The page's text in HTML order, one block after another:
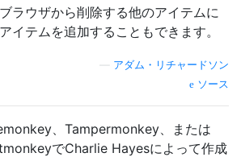
ラウザから削除する他のアイテムに
イテムを追加することもできます。
アダム・リチャードソン
ソース
、Tampermonkey、または
でCharlie Hayesによって作成